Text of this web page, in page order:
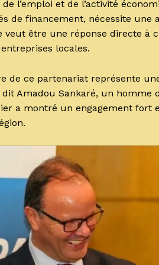
l’emploi et de l’activité
de financement, nécessite une
veut être une réponse directe à
locales.
de ce partenariat représente
Amadou Sankaré, un homme
a montré un engagement fort